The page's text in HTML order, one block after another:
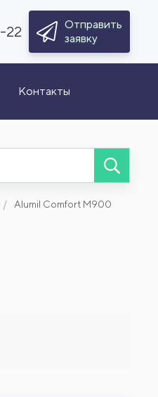
22
Отправить
заявку
Контакты
Alumil Comfort M900